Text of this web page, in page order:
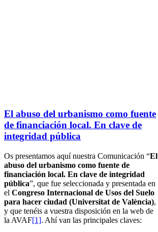
El abuso del urbanismo como fuente
de financiación local. En clave de
integridad pública
Os presentamos aquí nuestra Comunicación “El
abuso del urbanismo como fuente de
financiación local. En clave de integridad
pública”, que fue seleccionada y presentada en
el Congreso Internacional de Usos del Suelo
para hacer ciudad (Universitat de València),
y que tenéis a vuestra disposición en la web de
la AVAF[1]. Ahí van las principales claves: